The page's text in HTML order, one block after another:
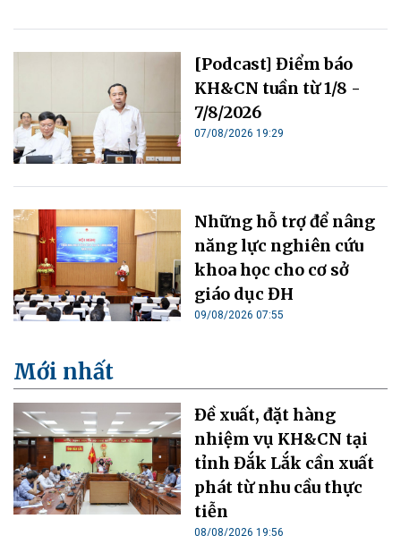
[Podcast] Điểm báo
KH&CN tuần từ 1/8 -
7/8/2026
07/08/2026 19:29
Những hỗ trợ để nâng
năng lực nghiên cứu
khoa học cho cơ sở
giáo dục ĐH
09/08/2026 07:55
Mới nhất
Đề xuất, đặt hàng
nhiệm vụ KH&CN tại
tỉnh Đắk Lắk cần xuất
phát từ nhu cầu thực
tiễn
08/08/2026 19:56